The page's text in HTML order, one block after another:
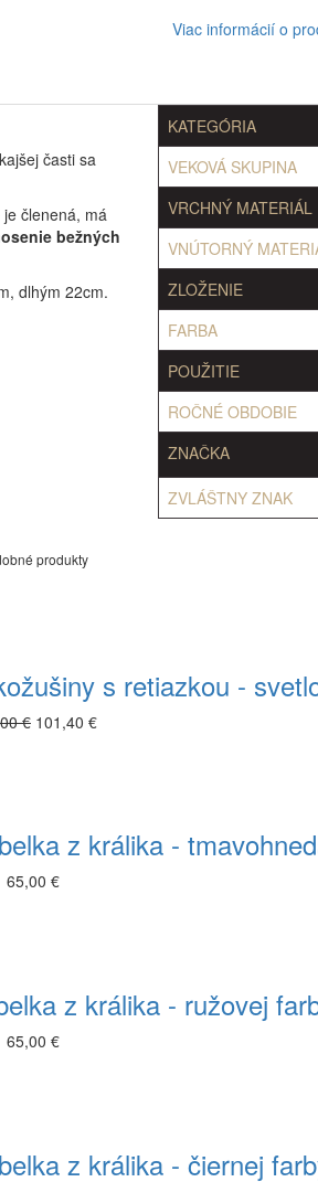
Viac informácií o
časti sa
členená, má
bežných
dlhým 22cm.
KATEGÓRIA
VEKOVÁ SKUPINA
VRCHNÝ MATERIÁL
VNÚTORNÝ
ZLOŽENIE
FARBA
POUŽITIE
ROČNÉ OBDOBIE
ZNAČKA
ZVLÁŠTNY ZNAK
produkty
s retiazkou -
€ 101,40 €
z králika -
65,00 €
z králika - ružovej
65,00 €
z králika - čiernej